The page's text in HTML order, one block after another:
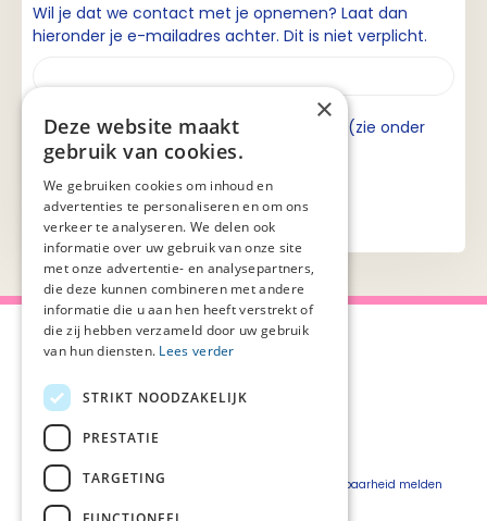
Wil je dat we contact met je opnemen? Laat dan
hieronder je e-mailadres achter. Dit is niet verplicht.
Ik ga akkoord met de privacyverklaring (zie onder
aan de pagina).
Over Palliaweb
Over PZNL
Pers
Vacatures
Privacyverklaring
Beveiligingskwetsbaarheid melden
×
Deze website maakt
gebruik van cookies.
We gebruiken cookies om inhoud en
advertenties te personaliseren en om ons
verkeer te analyseren. We delen ook
informatie over uw gebruik van onze site
met onze advertentie- en analysepartners,
die deze kunnen combineren met andere
informatie die u aan hen heeft verstrekt of
die zij hebben verzameld door uw gebruik
van hun diensten. Lees verder
STRIKT NOODZAKELIJK
PRESTATIE
TARGETING